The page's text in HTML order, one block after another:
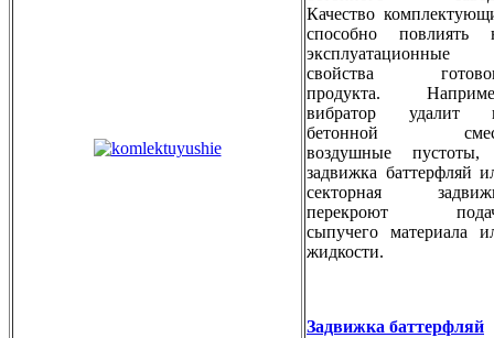
Качество
способно повлиять
эксплуатационные
свойства
продукта.
вибратор удалит
бетонной
воздушные
задвижка баттерфляй
секторная
перекроют
сыпучего материала
жидкости.
Задвижка баттерфляй